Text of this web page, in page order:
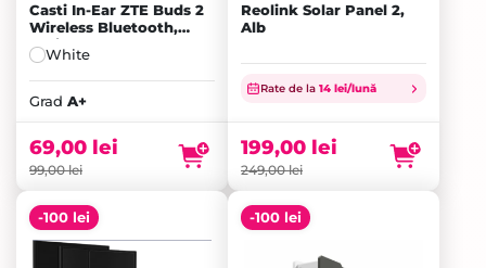
Casti In-Ear ZTE Buds 2
Wireless Bluetooth,
White - A+
White
Grad A+
99,00lei
inițial
fost:
99,00 lei.
69,00 lei
Prețul
este:
69,00 lei.
Reolink Solar Panel 2,
Alb
Rate de la 14 lei/lună
249,00lei
199,00 lei
-100 lei -100 lei